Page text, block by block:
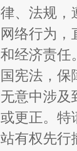
生
、法规
络行为
经济责
宪法，
意中涉
更正。
有权先